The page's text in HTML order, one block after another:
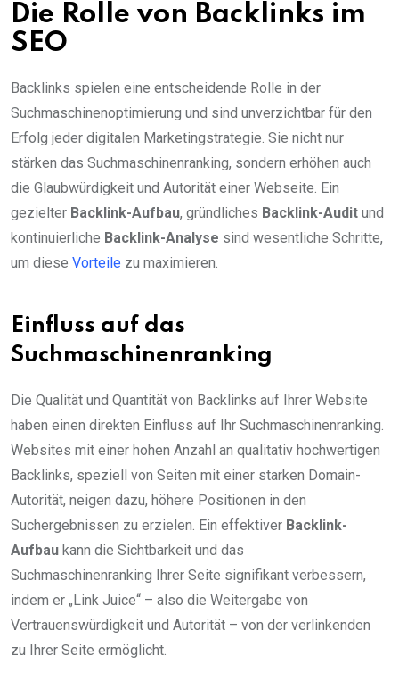
Die Rolle von Backlinks im
SEO
Backlinks spielen eine entscheidende Rolle in der
Suchmaschinenoptimierung und sind unverzichtbar für den
Erfolg jeder digitalen Marketingstrategie. Sie nicht nur
stärken das Suchmaschinenranking, sondern erhöhen auch
die Glaubwürdigkeit und Autorität einer Webseite. Ein
gezielter Backlink-Aufbau, gründliches Backlink-Audit und
kontinuierliche Backlink-Analyse sind wesentliche Schritte,
um diese Vorteile zu maximieren.
Einfluss auf das
Suchmaschinenranking
Die Qualität und Quantität von Backlinks auf Ihrer Website
haben einen direkten Einfluss auf Ihr Suchmaschinenranking.
Websites mit einer hohen Anzahl an qualitativ hochwertigen
Backlinks, speziell von Seiten mit einer starken Domain-
Autorität, neigen dazu, höhere Positionen in den
Suchergebnissen zu erzielen. Ein effektiver Backlink-
Aufbau kann die Sichtbarkeit und das
Suchmaschinenranking Ihrer Seite signifikant verbessern,
indem er „Link Juice“ – also die Weitergabe von
Vertrauenswürdigkeit und Autorität – von der verlinkenden
zu Ihrer Seite ermöglicht.